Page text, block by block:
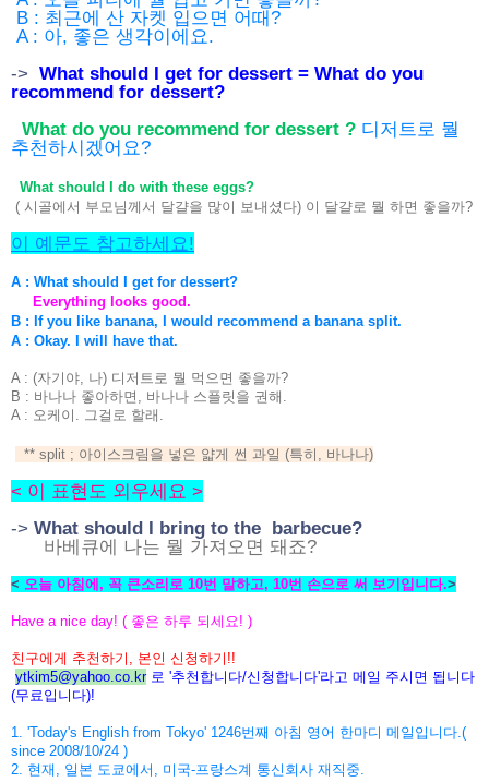
B : 최근에 산 자켓 입으면 어때?
A : 아, 좋은 생각이에요.
-> What should I get for dessert = What do you
recommend for dessert?
What do you recommend for dessert ? 디저트로 뭘
추천하시겠어요?
What should I do with these eggs?
( 시골에서 부모님께서 달걀을 많이 보내셨다) 이 달걀로 뭘 하면 좋을까?
이 예문도 참고하세요!
A : What should I get for dessert?
Everything looks good.
B : If you like banana, I would recommend a banana split.
A : Okay. I will have that.
A : (자기야, 나) 디저트로 뭘 먹으면 좋을까?
B : 바나나 좋아하면, 바나나 스플릿을 권해.
A : 오케이. 그걸로 할래.
** split ; 아이스크림을 넣은 얇게 썬 과일 (특히, 바나나)
< 이 표현도 외우세요 >
-> What should I bring to the barbecue?
바베큐에 나는 뭘 가져오면 돼죠?
< 오늘 아침에, 꼭 큰소리로 10번 말하고, 10번 손으로 써 보기입니다.>
Have a nice day! ( 좋은 하루 되세요! )
친구에게 추천하기, 본인 신청하기!!
ytkim5@yahoo.co.kr로 '추천합니다/신청합니다'라고 메일 주시면 됩니다
(무료입니다)!
1. 'Today's English from Tokyo' 1246번째 아침 영어 한마디 메일입니다.(
since 2008/10/24 )
2. 현재, 일본 도쿄에서, 미국-프랑스계 통신회사 재직중.